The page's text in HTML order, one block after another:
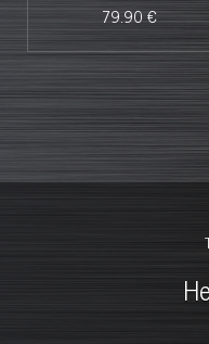
79.90 €